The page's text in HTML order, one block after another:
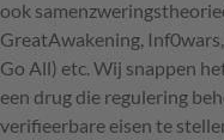
ook
GreatAwakening,
Go All) etc. Wij snappen
een drug die regulering
verifieerbare eisen te